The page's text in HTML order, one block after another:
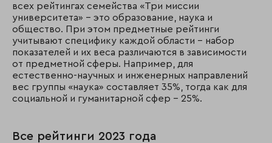
всех рейтингах семейства «Три миссии
университета» – это образование, наука и
общество. При этом предметные рейтинги
учитывают специфику каждой области – набор
показателей и их веса различаются в зависимости
от предметной сферы. Например, для
естественно-научных и инженерных направлений
вес группы «наука» составляет 35%, тогда как для
социальной и гуманитарной сфер – 25%.
Все рейтинги 2023 года